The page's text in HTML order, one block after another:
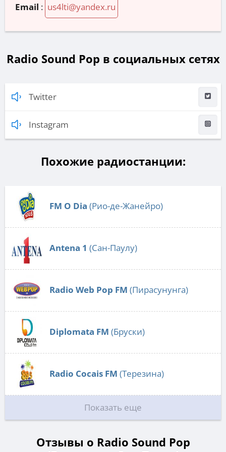
Email : us4lti@yandex.ru
Radio Sound Pop в социальных сетях
Twitter
Instagram
Похожие радиостанции:
FM O Dia (Рио-де-Жанейро)
Antena 1 (Сан-Паулу)
Radio Web Pop FM (Пирасунунга)
Diplomata FM (Бруски)
Radio Cocais FM (Терезина)
Показать еще
Отзывы о Radio Sound Pop